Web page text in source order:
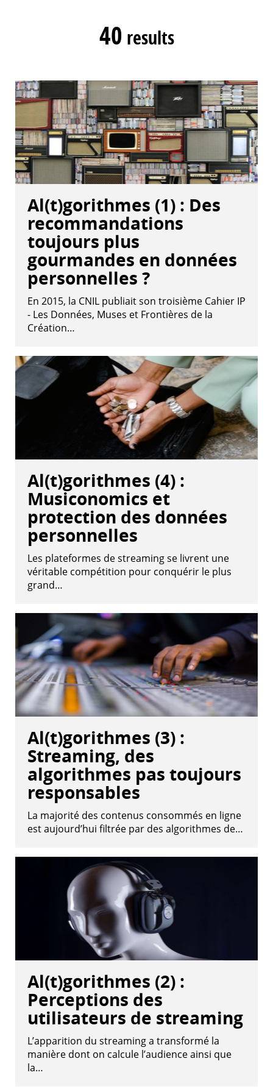
40 results
Al(t)gorithmes (1) : Des
recommandations
toujours plus
gourmandes en données
personnelles ?
En 2015, la CNIL publiait son troisième Cahier IP
- Les Données, Muses et Frontières de la
Création…
Al(t)gorithmes (4) :
Musiconomics et
protection des données
personnelles
Les plateformes de streaming se livrent une
véritable compétition pour conquérir le plus
grand…
Al(t)gorithmes (3) :
Streaming, des
algorithmes pas toujours
responsables
La majorité des contenus consommés en ligne
est aujourd’hui filtrée par des algorithmes de…
Al(t)gorithmes (2) :
Perceptions des
utilisateurs de streaming
L’apparition du streaming a transformé la
manière dont on calcule l’audience ainsi que
la…